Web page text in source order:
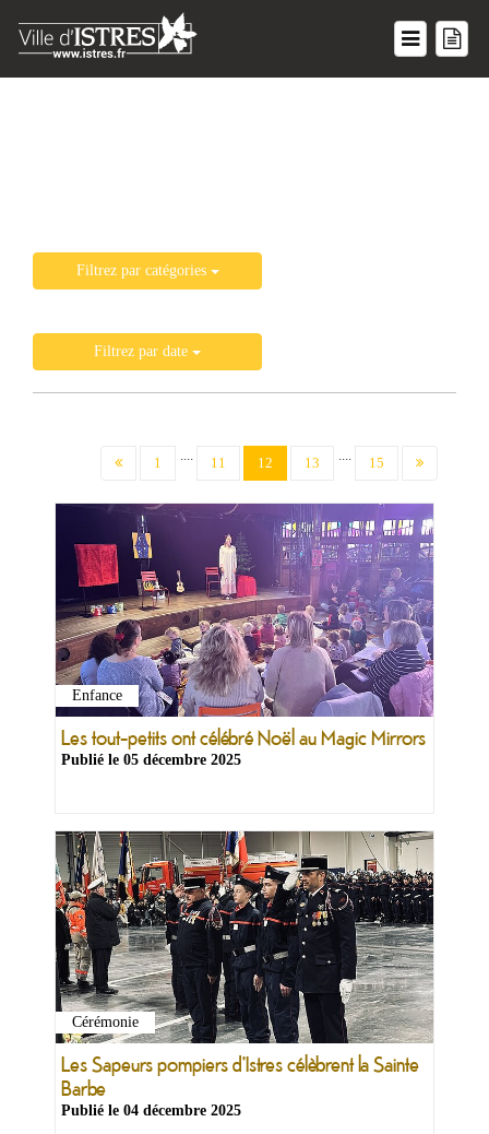
Ma
mairie
Ma
ville
Culture
&
Loisirs
|
Tourisme
Sports
Filtrez par catégories
Filtrez par date
1 .... 11 12 (current)
13 .... 15
Enfance
Les tout-petits ont célébré Noël au Magic Mirrors
Publié le 05 décembre 2025
Cérémonie
Les Sapeurs pompiers d'Istres célèbrent la Sainte
Barbe
Publié le 04 décembre 2025